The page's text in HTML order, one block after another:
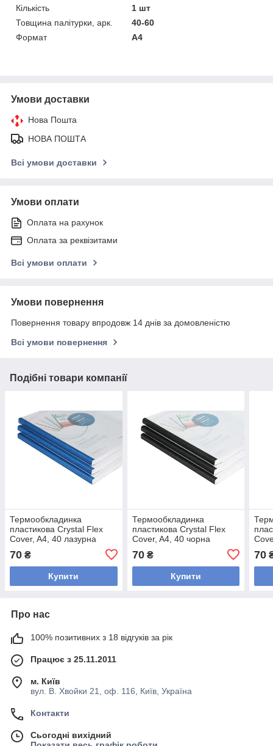
Кількість
1 шт
Товщина палітурки, арк.
40-60
Формат
A4
Умови доставки
Нова Пошта
НОВА ПОШТА
Всі умови доставки
Умови оплати
Оплата на рахунок
Оплата за реквізитами
Всі умови оплати
Умови повернення
Повернення товару впродовж 14 днів за домовленістю
Всі умови повернення
Подібні товари компанії
Термообкладинка
пластикова Crystal Flex
Cover, A4, 40 лазурна
70 ₴
Купити
Термообкладинка
пластикова Crystal Flex
Cover, A4, 40 чорна
70₴
Купити
70
Про нас
100% позитивних з 18 відгуків за рік
Працює з 25.11.2011
м. Київ
вул. В. Хвойки 21, оф. 116, Київ, Україна
Контакти
Сьогодні вихідний